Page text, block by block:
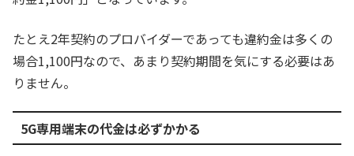
たとえ2年契約のプロバイダーであっても違約金は多くの
場合1,100円なので、あまり契約期間を気にする必要はあ
りません。
5G専用端末の代金は必ずかかる